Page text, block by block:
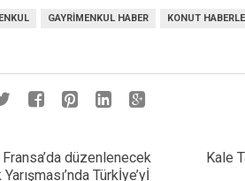
GAYRIMENKUL HABER KONUT
Kale
düzenlenecek
Türkİye’yİ